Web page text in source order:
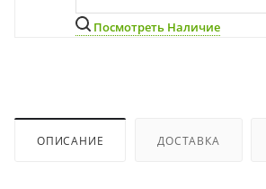
Посмотреть Наличие
ОПИСАНИЕ ДОСТАВКА